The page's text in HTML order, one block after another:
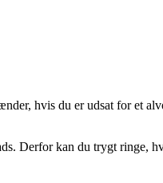
hvis du er udsat for et
Derfor kan du trygt ringe,